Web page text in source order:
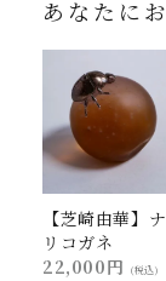
あなたに
【芝崎由華】
リコガネ
22,000円
(税込)